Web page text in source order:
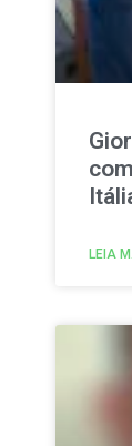
LEIA